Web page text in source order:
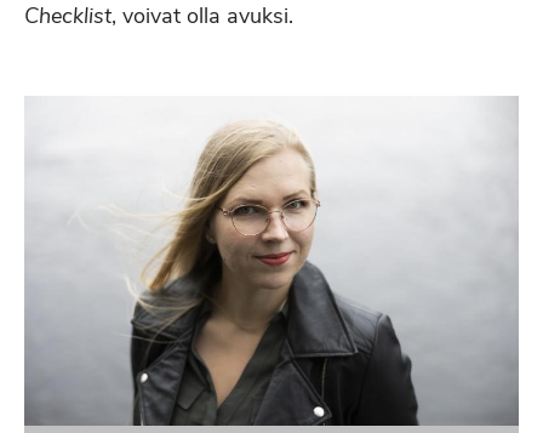
Checklist, voivat olla avuksi.